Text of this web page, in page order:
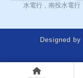
水電行 南投水電行
Designed by